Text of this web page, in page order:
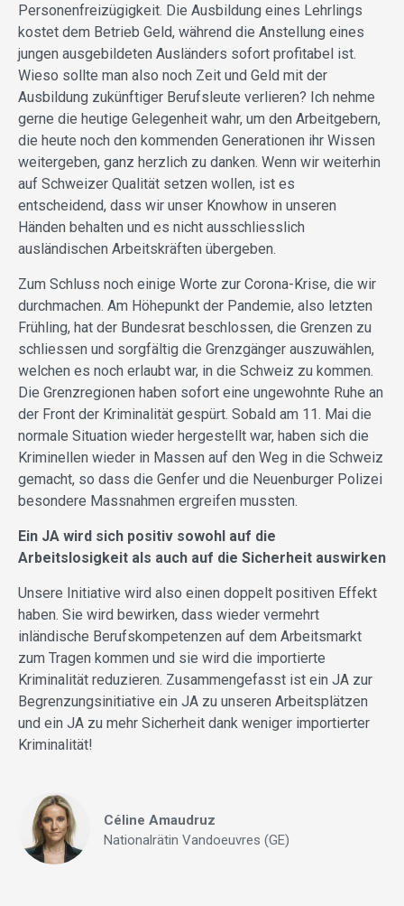
Personenfreizügigkeit. Die Ausbildung eines Lehrlings
kostet dem Betrieb Geld, während die Anstellung eines
jungen ausgebildeten Ausländers sofort profitabel ist.
Wieso sollte man also noch Zeit und Geld mit der
Ausbildung zukünftiger Berufsleute verlieren? Ich nehme
gerne die heutige Gelegenheit wahr, um den Arbeitgebern,
die heute noch den kommenden Generationen ihr Wissen
weitergeben, ganz herzlich zu danken. Wenn wir weiterhin
auf Schweizer Qualität setzen wollen, ist es
entscheidend, dass wir unser Knowhow in unseren
Händen behalten und es nicht ausschliesslich
ausländischen Arbeitskräften übergeben.
Zum Schluss noch einige Worte zur Corona-Krise, die wir
durchmachen. Am Höhepunkt der Pandemie, also letzten
Frühling, hat der Bundesrat beschlossen, die Grenzen zu
schliessen und sorgfältig die Grenzgänger auszuwählen,
welchen es noch erlaubt war, in die Schweiz zu kommen.
Die Grenzregionen haben sofort eine ungewohnte Ruhe an
der Front der Kriminalität gespürt. Sobald am 11. Mai die
normale Situation wieder hergestellt war, haben sich die
Kriminellen wieder in Massen auf den Weg in die Schweiz
gemacht, so dass die Genfer und die Neuenburger Polizei
besondere Massnahmen ergreifen mussten.
Ein JA wird sich positiv sowohl auf die
Arbeitslosigkeit als auch auf die Sicherheit auswirken
Unsere Initiative wird also einen doppelt positiven Effekt
haben. Sie wird bewirken, dass wieder vermehrt
inländische Berufskompetenzen auf dem Arbeitsmarkt
zum Tragen kommen und sie wird die importierte
Kriminalität reduzieren. Zusammengefasst ist ein JA zur
Begrenzungsinitiative ein JA zu unseren Arbeitsplätzen
und ein JA zu mehr Sicherheit dank weniger importierter
Kriminalität!
Céline Amaudruz
Nationalrätin Vandoeuvres (GE)